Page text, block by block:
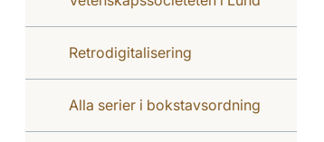
Retrodigitalisering
Alla serier i bokstavsordning